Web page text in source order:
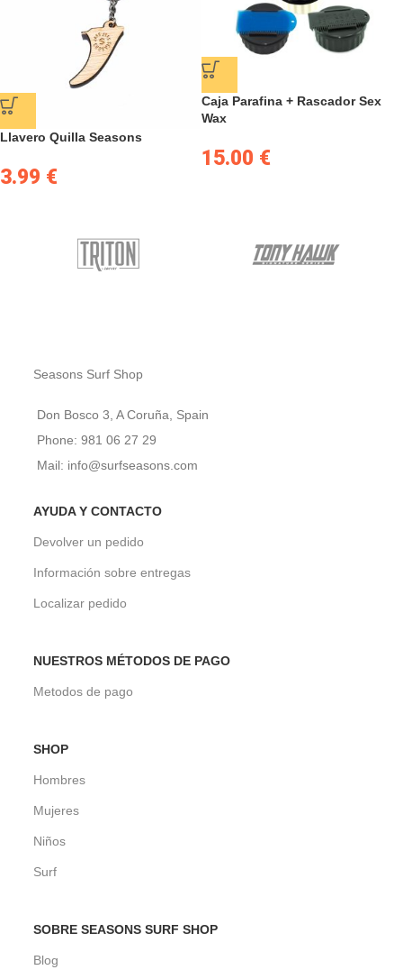
Llavero Quilla Seasons
3.99 €
Caja Parafina + Rascador Sex
Wax
15.00 €
Seasons Surf Shop
Don Bosco 3, A Coruña, Spain
Phone: 981 06 27 29
Mail: info@surfseasons.com
AYUDA Y CONTACTO
Devolver un pedido
Información sobre entregas
Localizar pedido
NUESTROS MÉTODOS DE PAGO
Metodos de pago
SHOP
Hombres
Mujeres
Niños
Surf
SOBRE SEASONS SURF SHOP
Blog